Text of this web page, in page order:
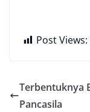
Post Views:
Terbentuknya
Pancasila